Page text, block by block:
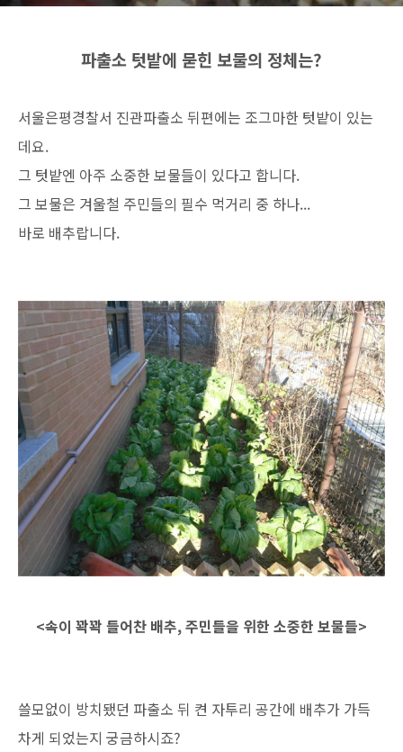
파출소 텃밭에 묻힌 보물의 정체는?
서울은평경찰서 진관파출소 뒤편에는 조그마한 텃밭이 있는
데요.
그 텃밭엔 아주 소중한 보물들이 있다고 합니다.
그 보물은 겨울철 주민들의 필수 먹거리 중 하나...
바로 배추랍니다.
<속이 꽉꽉 들어찬 배추, 주민들을 위한 소중한 보물들>
쓸모없이 방치됐던 파출소 뒤 켠 자투리 공간에 배추가 가득
차게 되었는지 궁금하시죠?